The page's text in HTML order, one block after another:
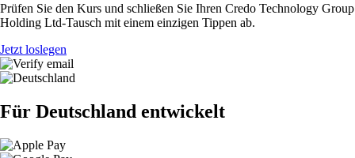
Prüfen Sie den Kurs und schließen Sie Ihren Credo Technology Group
Holding Ltd-Tausch mit einem einzigen Tippen ab.
Jetzt loslegen
Für Deutschland entwickelt